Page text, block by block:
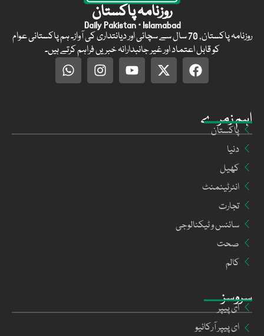
سروسز
ای پیپر
ای پیپر آرکائیو
اہم زمرے
پاکستان
دنیا
کھیل
انٹرٹینمنٹ
تجارت
سائنس و ٹیکنالوجی
صحت
کالم
روزنامہ پاکستان
Daily Pakistan · Islamabad
روزنامہ پاکستان, 70 سال سے سچائی اور دیانتداری کی آواز۔ ہم پاکستانی عوام
کو قابل اعتماد اور غیر جانبدارانہ خبریں فراہم کرتے ہیں۔